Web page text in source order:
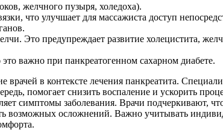
желчного пузыря, холедоха).
что улучшает для массажиста доступ
Это предупреждает развитие холецистита,
важно при панкреатогенном сахарном диабете.
в контексте лечения панкреатита.
помогает снизить воспаление и ускорить
симптомы заболевания. Врачи подчеркивают,
возможных осложнений. Важно учитывать